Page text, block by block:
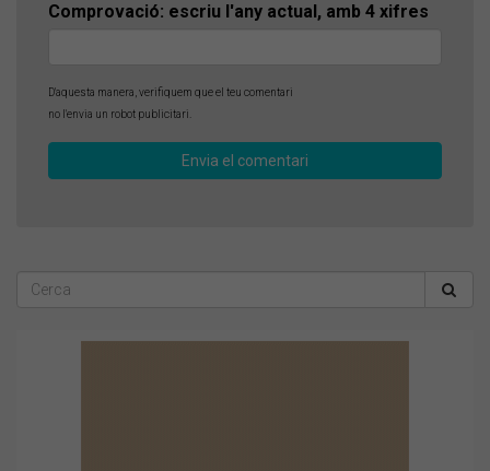
Comprovació: escriu l'any actual, amb 4 xifres
D'aquesta manera, verifiquem que el teu comentari
no l'envia un robot publicitari.